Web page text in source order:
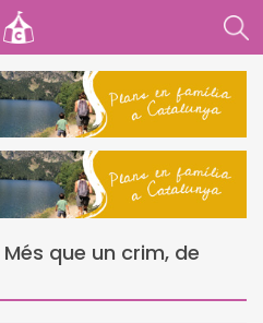
que un crim, de